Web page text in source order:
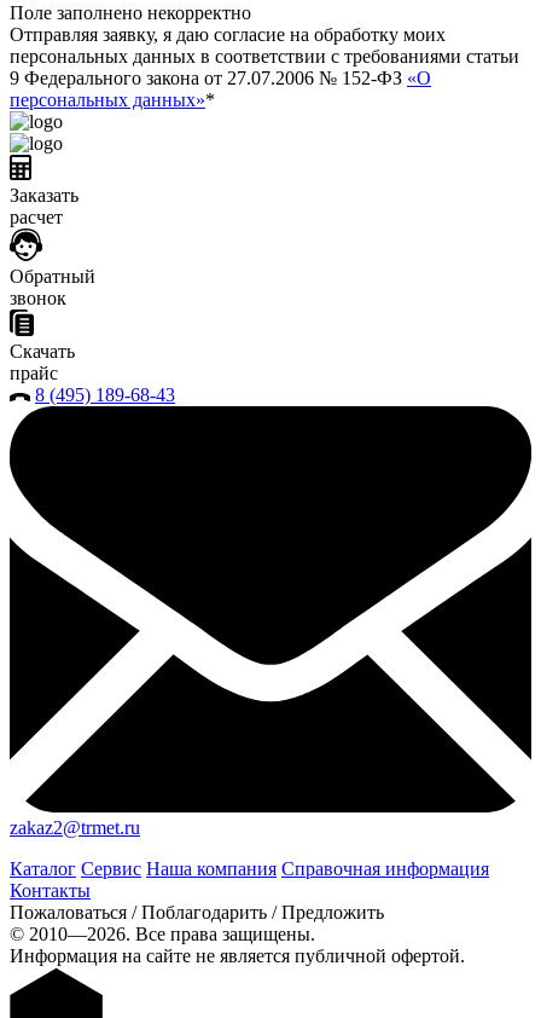
Поле заполнено некорректно
Отправляя заявку, я даю согласие на обработку моих
персональных данных в соответствии с требованиями статьи
9 Федерального закона от 27.07.2006 № 152-ФЗ «О
персональных данных»*
Заказать
расчет
Обратный
звонок
Скачать
прайс
8 (495) 189-68-43
zakaz2@trmet.ru
Каталог Сервис Наша компания Справочная информация
Контакты
Пожаловаться / Поблагодарить / Предложить
© 2010—2026. Все права защищены.
Информация на сайте не является публичной офертой.